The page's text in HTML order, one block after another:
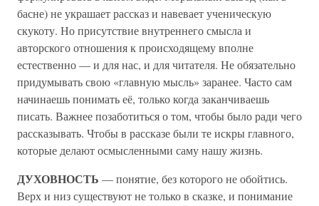
басне) не украшает рассказ и навевает ученическую
скукоту. Но присутствие внутреннего смысла и
авторского отношения к происходящему вполне
естественно — и для нас, и для читателя. Не обязательно
придумывать свою «главную мысль» заранее. Часто сам
начинаешь понимать её, только когда заканчиваешь
писать. Важнее позаботиться о том, чтобы было ради чего
рассказывать. Чтобы в рассказе были те искры главного,
которые делают осмысленными саму нашу жизнь.
ДУХОВНОСТЬ — понятие, без которого не обойтись.
Верх и низ существуют не только в сказке, и понимание